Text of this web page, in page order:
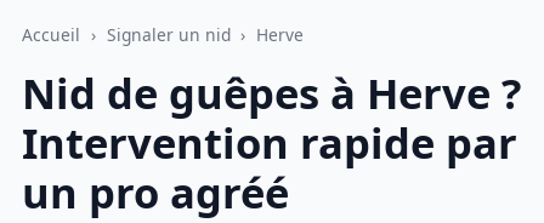
Accueil › Signaler un nid › Herve
Nid de guêpes à Herve ?
Intervention rapide par
un pro agréé